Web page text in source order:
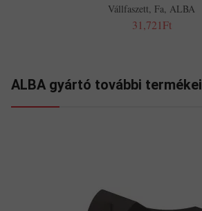
Vállfaszett, Fa, ALBA
31,721Ft
ALBA gyártó további termékei